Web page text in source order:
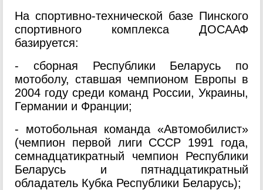
На спортивно-технической базе Пинского
спортивного комплекса ДОСААФ
базируется:
- сборная Республики Беларусь по
мотоболу, ставшая чемпионом Европы в
2004 году среди команд России, Украины,
Германии и Франции;
- мотобольная команда «Автомобилист»
(чемпион первой лиги СССР 1991 года,
семнадцатикратный чемпион Республики
Беларусь и пятнадцатикратный
обладатель Кубка Республики Беларусь);